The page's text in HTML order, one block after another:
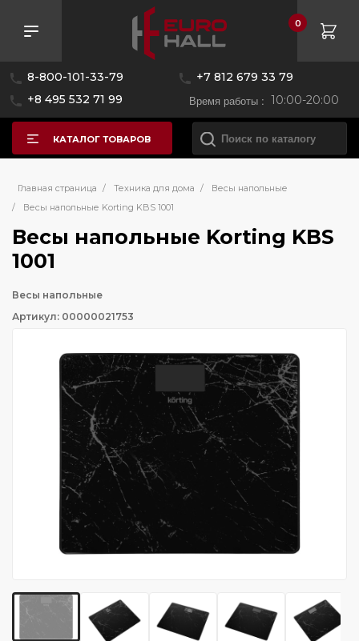
8-800-101-33-79
+7 812 679 33 79
+8 495 532 71 99
Время работы : 10:00-20:00
0
КАТАЛОГ ТОВАРОВ
Главная страница / Техника для дома /
Весы напольные
/
Весы напольные Korting KBS 1001
Весы напольные Korting KBS
1001
Весы напольные
Артикул: 00000021753